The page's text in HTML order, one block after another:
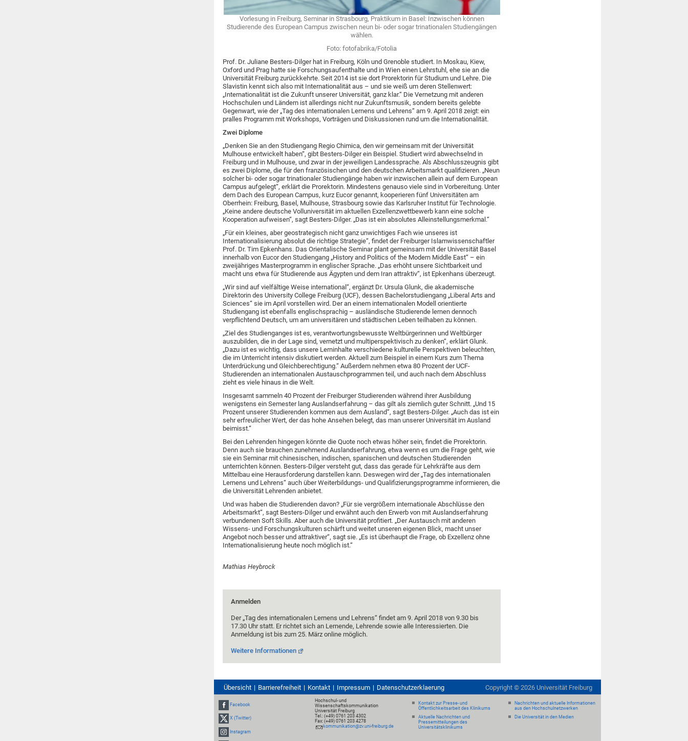
Vorlesung in Freiburg, Seminar in Strasbourg, Praktikum in Basel: Inzwischen können
Studierende des European Campus zwischen neun bi- oder sogar trinationalen Studiengängen
wählen.
Foto: fotofabrika/Fotolia
Prof. Dr. Juliane Besters-Dilger hat in Freiburg, Köln und Grenoble studiert. In Moskau, Kiew,
Oxford und Prag hatte sie Forschungsaufenthalte und in Wien einen Lehrstuhl, ehe sie an die
Universität Freiburg zurückkehrte. Seit 2014 ist sie dort Prorektorin für Studium und Lehre. Die
Slavistin kennt sich also mit Internationalität aus – und sie weiß um deren Stellenwert:
„Internationalität ist die Zukunft unserer Universität, ganz klar.“ Die Vernetzung mit anderen
Hochschulen und Ländern ist allerdings nicht nur Zukunftsmusik, sondern bereits gelebte
Gegenwart, wie der „Tag des internationalen Lernens und Lehrens“ am 9. April 2018 zeigt: ein
pralles Programm mit Workshops, Vorträgen und Diskussionen rund um die Internationalität.
Zwei Diplome
„Denken Sie an den Studiengang Regio Chimica, den wir gemeinsam mit der Universität
Mulhouse entwickelt haben“, gibt Besters-Dilger ein Beispiel. Studiert wird abwechselnd in
Freiburg und in Mulhouse, und zwar in der jeweiligen Landessprache. Als Abschlusszeugnis gibt
es zwei Diplome, die für den französischen und den deutschen Arbeitsmarkt qualifizieren. „Neun
solcher bi- oder sogar trinationaler Studiengänge haben wir inzwischen allein auf dem European
Campus aufgelegt“, erklärt die Prorektorin. Mindestens genauso viele sind in Vorbereitung. Unter
dem Dach des European Campus, kurz Eucor genannt, kooperieren fünf Universitäten am
Oberrhein: Freiburg, Basel, Mulhouse, Strasbourg sowie das Karlsruher Institut für Technologie.
„Keine andere deutsche Volluniversität im aktuellen Exzellenzwettbewerb kann eine solche
Kooperation aufweisen“, sagt Besters-Dilger. „Das ist ein absolutes Alleinstellungsmerkmal.“
„Für ein kleines, aber geostrategisch nicht ganz unwichtiges Fach wie unseres ist
Internationalisierung absolut die richtige Strategie“, findet der Freiburger Islamwissenschaftler
Prof. Dr. Tim Epkenhans. Das Orientalische Seminar plant gemeinsam mit der Universität Basel
innerhalb von Eucor den Studiengang „History and Politics of the Modern Middle East“ – ein
zweijähriges Masterprogramm in englischer Sprache. „Das erhöht unsere Sichtbarkeit und
macht uns etwa für Studierende aus Ägypten und dem Iran attraktiv“, ist Epkenhans überzeugt.
„Wir sind auf vielfältige Weise international“, ergänzt Dr. Ursula Glunk, die akademische
Direktorin des University College Freiburg (UCF), dessen Bachelorstudiengang „Liberal Arts and
Sciences“ sie im April vorstellen wird. Der an einem internationalen Modell orientierte
Studiengang ist ebenfalls englischsprachig – ausländische Studierende lernen dennoch
verpflichtend Deutsch, um am universitären und städtischen Leben teilhaben zu können.
„Ziel des Studienganges ist es, verantwortungsbewusste Weltbürgerinnen und Weltbürger
auszubilden, die in der Lage sind, vernetzt und multiperspektivisch zu denken“, erklärt Glunk.
„Dazu ist es wichtig, dass unsere Lerninhalte verschiedene kulturelle Perspektiven beleuchten,
die im Unterricht intensiv diskutiert werden. Aktuell zum Beispiel in einem Kurs zum Thema
Unterdrückung und Gleichberechtigung.“ Außerdem nehmen etwa 80 Prozent der UCF-
Studierenden an internationalen Austauschprogrammen teil, und auch nach dem Abschluss
zieht es viele hinaus in die Welt.
Insgesamt sammeln 40 Prozent der Freiburger Studierenden während ihrer Ausbildung
wenigstens ein Semester lang Auslandserfahrung – das gilt als ziemlich guter Schnitt. „Und 15
Prozent unserer Studierenden kommen aus dem Ausland“, sagt Besters-Dilger. „Auch das ist ein
sehr erfreulicher Wert, der das hohe Ansehen belegt, das man unserer Universität im Ausland
beimisst.“
Bei den Lehrenden hingegen könnte die Quote noch etwas höher sein, findet die Prorektorin.
Denn auch sie brauchen zunehmend Auslandserfahrung, etwa wenn es um die Frage geht, wie
sie ein Seminar mit chinesischen, indischen, spanischen und deutschen Studierenden
unterrichten können. Besters-Dilger versteht gut, dass das gerade für Lehrkräfte aus dem
Mittelbau eine Herausforderung darstellen kann. Deswegen wird der „Tag des internationalen
Lernens und Lehrens“ auch über Weiterbildungs- und Qualifizierungsprogramme informieren, die
die Universität Lehrenden anbietet.
Und was haben die Studierenden davon? „Für sie vergrößern internationale Abschlüsse den
Arbeitsmarkt“, sagt Besters-Dilger und erwähnt auch den Erwerb von mit Auslandserfahrung
verbundenen Soft Skills. Aber auch die Universität profitiert. „Der Austausch mit anderen
Wissens- und Forschungskulturen schärft und weitet unseren eigenen Blick, macht unser
Angebot noch besser und attraktiver“, sagt sie. „Es ist überhaupt die Frage, ob Exzellenz ohne
Internationalisierung heute noch möglich ist.“
Mathias Heybrock
Anmelden
Der „Tag des internationalen Lernens und Lehrens“ findet am 9. April 2018 von 9.30 bis
17.30 Uhr statt. Er richtet sich an Lernende, Lehrende sowie alle Interessierten. Die
Anmeldung ist bis zum 25. März online möglich.
Weitere Informationen
Übersicht Barrierefreiheit Kontakt Impressum Datenschutzerklaerung Copyright © 2026 Universität Freiburg
Facebook
X (Twitter)
Instagram
Hochschul- und
Wissenschaftskommunikation
Universität Freiburg
Tel.: (+49) 0761 203 4302
Fax: (+49) 0761 203 4278
kommunikation@zv.uni-freiburg.de
Kontakt zur Presse- und
Öffentlichkeitsarbeit des Klinikums
Aktuelle Nachrichten und
Pressemitteilungen des
Universitätsklinikums
Nachrichten und aktuelle Informationen
aus den Hochschulnetzwerken
Die Universität in den Medien